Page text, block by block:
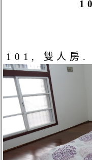
101, 雙人房.